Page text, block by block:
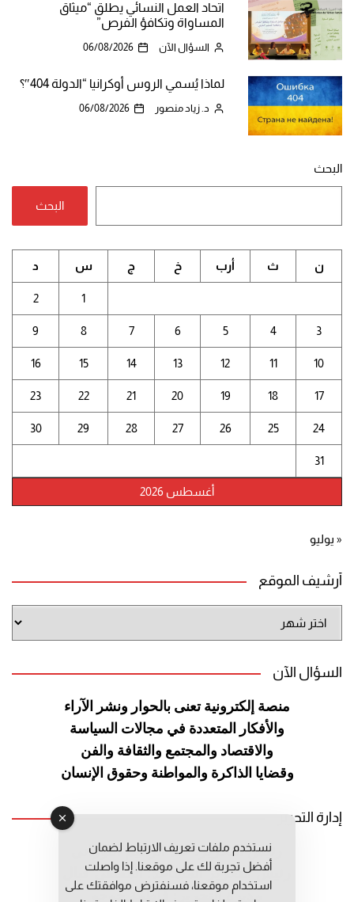
اتحاد العمل النسائي يطلق “ميثاق
المساواة وتكافؤ الفرص”
السؤال الآن 06/08/2026
لماذا يُسمي الروس أوكرانيا “الدولة 404″؟
د. زياد منصور 06/08/2026
البحث
البحث
أغسطس 2026
ن ث أرب خ ج س د
1
2
3
4
5
6
7
8
9
10
11
12
13
14
15
16
17
18
19
20
21
22
23
24
25
26
27
28
29
30
31
« يوليو
أرشيف الموقع
الموقع
السؤال الآن
منصة إلكترونية تعنى بالحوار ونشر الآراء
والأفكار المتعددة في مجالات السياسة
والاقتصاد والمجتمع والثقافة والفن
وقضايا الذاكرة والمواطنة وحقوق الإنسان
إدارة التحرير
رئيس التحرير: عبد الرحيم التوراني
رئيس التحرير المساعد: المعطي قبال
مديرة التحرير: فاطمة حوحو
نستخدم ملفات تعريف الارتباط لضمان
أفضل تجربة لك على موقعنا. إذا واصلت
استخدام موقعنا، فسنفترض موافقتك على